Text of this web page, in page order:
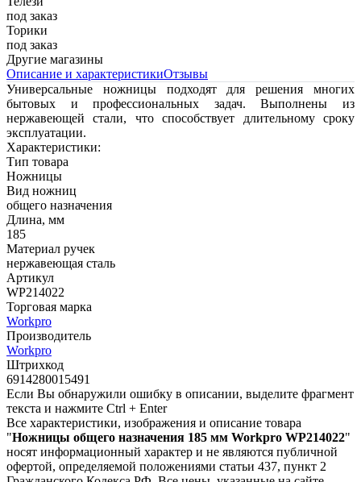
под заказ
Торики
под заказ
Другие магазины
Описание и характеристикиОтзывы
Универсальные ножницы подходят для решения многих
бытовых и профессиональных задач. Выполнены из
нержавеющей стали, что способствует длительному сроку
эксплуатации.
Характеристики:
Тип товара
Ножницы
Вид ножниц
общего назначения
Длина, мм
185
Материал ручек
нержавеющая сталь
Артикул
WP214022
Торговая марка
Workpro
Производитель
Workpro
Штрихкод
6914280015491
Если Вы обнаружили ошибку в описании, выделите фрагмент
текста и нажмите Ctrl + Enter
Все характеристики, изображения и описание товара
"Ножницы общего назначения 185 мм Workpro WP214022"
носят информационный характер и не являются публичной
офертой, определяемой положениями статьи 437, пункт 2